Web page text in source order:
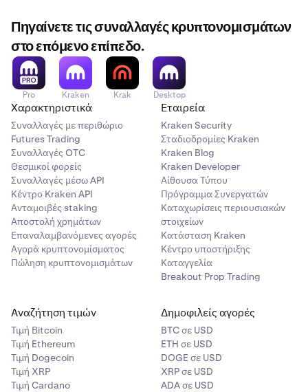
Πηγαίνετε τις συναλλαγές κρυπτονομισμάτων
στο επόμενο επίπεδο.
Pro Kraken Krak Desktop
Χαρακτηριστικά
Συναλλαγές με περιθώριο
Futures Trading
Συναλλαγές OTC
Θεσμικοί φορείς
Συναλλαγές μέσω API
Κέντρο Kraken API
Ανταμοιβές staking
Αποστολή χρημάτων
Επαναλαμβανόμενες αγορές
Αγορά κρυπτονομίσματος
Πώληση κρυπτονομισμάτων
Εταιρεία
Kraken Security
Σταδιοδρομίες Kraken
Kraken Blog
Kraken Developer
Αίθουσα Τύπου
Πρόγραμμα Συνεργατών
Καταχωρίσεις περιουσιακών
στοιχείων
Κατάσταση Kraken
Κέντρο υποστήριξης
Καταγγελία
Breakout Prop Trading
Αναζήτηση τιμών
Τιμή Βitcoin
Τιμή Ethereum
Τιμή Dogecoin
Τιμή XRP
Τιμή Cardano
Δημοφιλείς αγορές
BTC σε USD
ETH σε USD
DOGE σε USD
XRP σε USD
ADA σε USD